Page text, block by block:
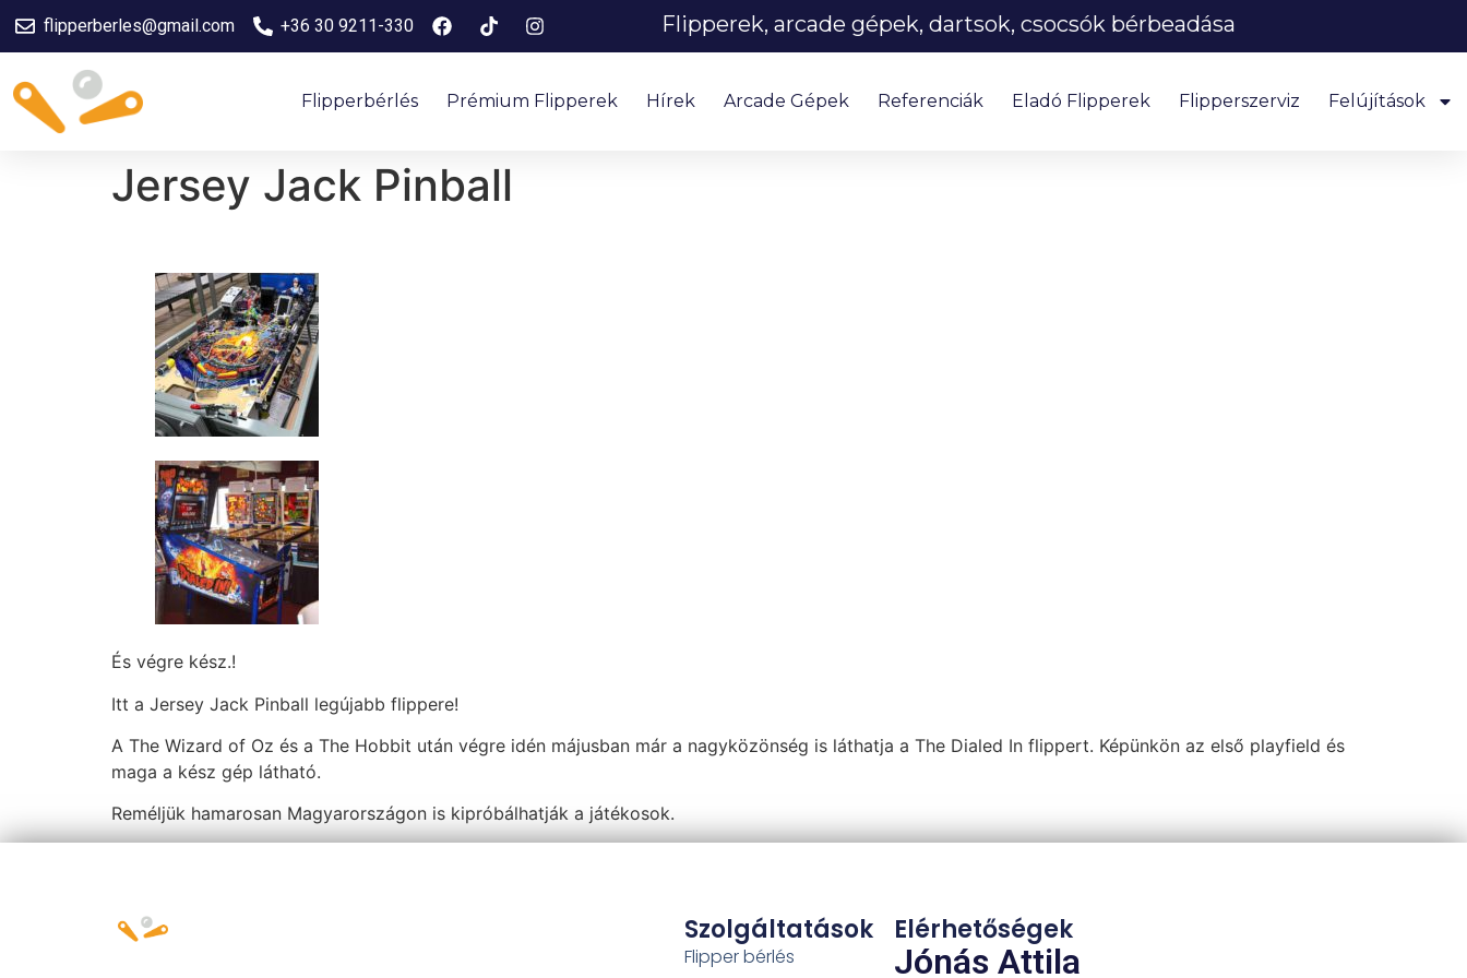
flipperberles@gmail.com +36 30 9211-330 Flipperek, arcade gépek, dartsok, csocsók bérbeadása
Flipperbérlés Prémium Flipperek Hírek Arcade Gépek Referenciák Eladó Flipperek Flipperszerviz Felújítások
Jersey Jack Pinball
És végre kész.!
Itt a Jersey Jack Pinball legújabb flippere!
A The Wizard of Oz és a The Hobbit után végre idén májusban már a nagyközönség is láthatja a The Dialed In flippert. Képünkön az első playfield és
maga a kész gép látható.
Reméljük hamarosan Magyarországon is kipróbálhatják a játékosok.
Szolgáltatások
Flipper bérlés
Elérhetőségek
Jónás Attila